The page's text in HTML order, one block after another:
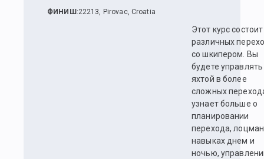
ФИНИШ :22213, Pirovac, Croatia
Этот курс
различных
со шкипером. Вы
будете управлять
яхтой в более
сложных
узнает больше о
планировании
перехода,
навыках днем и
ночью,